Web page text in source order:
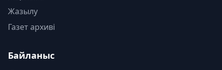
Жазылу
Газет архиві
Байланыс